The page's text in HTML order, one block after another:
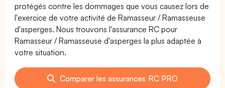
protégés contre les dommages que vous causez lors de
l'exercice de votre activité de Ramasseur / Ramasseuse
d'asperges. Nous trouvons l'assurance RC pour
Ramasseur / Ramasseuse d'asperges la plus adaptée à
votre situation.
Comparer les assurances RC PRO